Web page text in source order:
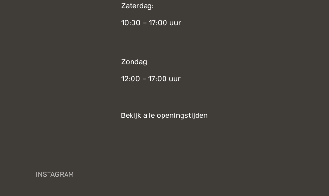
Zaterdag:
10:00 – 17:00 uur
Zondag:
12:00 – 17:00 uur
Bekijk alle openingstijden